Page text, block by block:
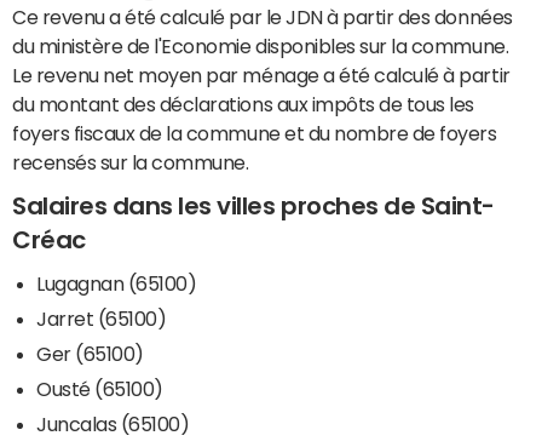
Ce revenu a été calculé par le JDN à partir des données
du ministère de l'Economie disponibles sur la commune.
Le revenu net moyen par ménage a été calculé à partir
du montant des déclarations aux impôts de tous les
foyers fiscaux de la commune et du nombre de foyers
recensés sur la commune.
Salaires dans les villes proches de Saint-
Créac
Lugagnan (65100)
Jarret (65100)
Ger (65100)
Ousté (65100)
Juncalas (65100)